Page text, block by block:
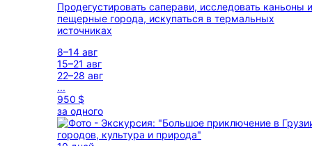
Продегустировать саперави, исследовать каньоны и
пещерные города, искупаться в термальных
источниках
8–14 авг
15–21 авг
22–28 авг
...
950 $
за одного